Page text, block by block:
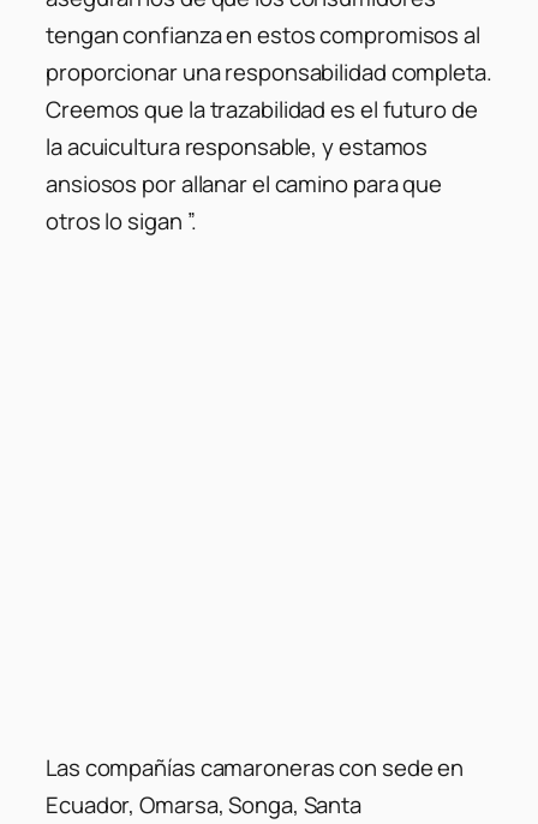
tengan confianza en estos compromisos al
proporcionar una responsabilidad completa.
Creemos que la trazabilidad es el futuro de
la acuicultura responsable, y estamos
ansiosos por allanar el camino para que
otros lo sigan ”.
Las compañías camaroneras con sede en
Ecuador, Omarsa, Songa, Santa